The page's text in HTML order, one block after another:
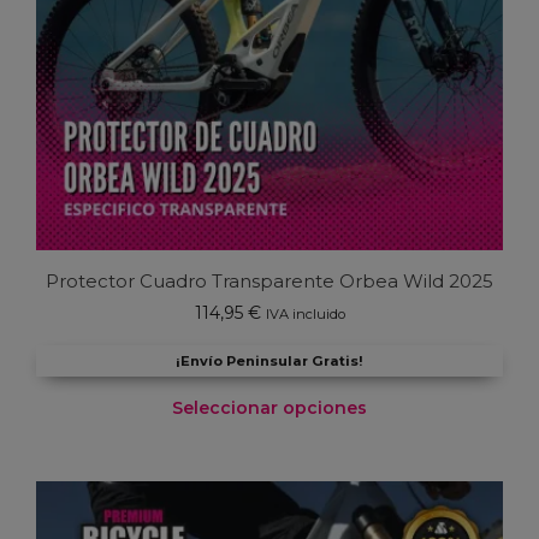
Protector Cuadro Transparente Orbea Wild 2025
114,95 € IVA incluido
¡Envío Peninsular Gratis!
Seleccionar opciones
tiene
múltiples